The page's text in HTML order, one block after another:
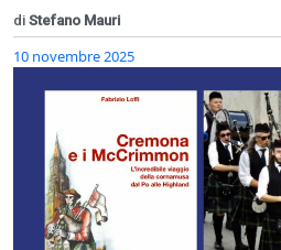
di Stefano Mauri
10 novembre 2025